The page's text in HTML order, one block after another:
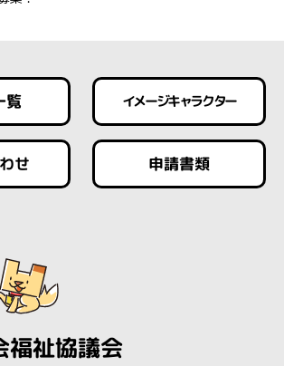
覧 イメージキャラクター
せ 申請書類
福祉協議会